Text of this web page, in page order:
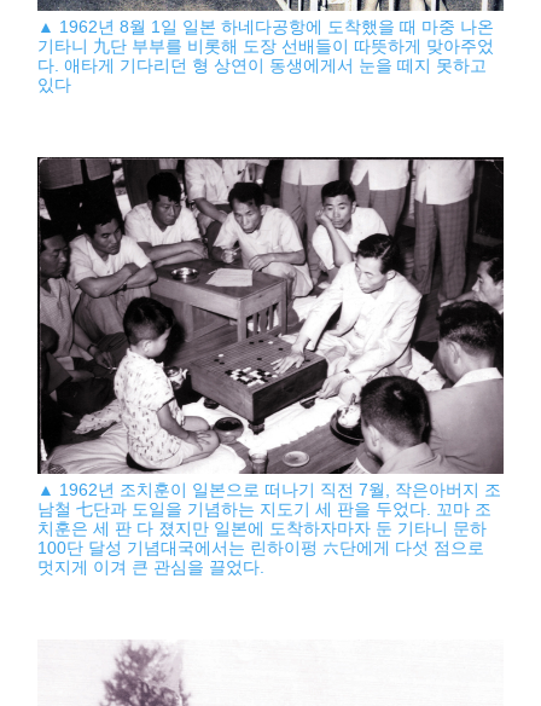
▲ 1962년 8월 1일 일본 하네다공항에 도착했을 때 마중 나온
기타니 九단 부부를 비롯해 도장 선배들이 따뜻하게 맞아주었
다. 애타게 기다리던 형 상연이 동생에게서 눈을 떼지 못하고
있다
▲ 1962년 조치훈이 일본으로 떠나기 직전 7월, 작은아버지 조
남철 七단과 도일을 기념하는 지도기 세 판을 두었다. 꼬마 조
치훈은 세 판 다 졌지만 일본에 도착하자마자 둔 기타니 문하
100단 달성 기념대국에서는 린하이펑 六단에게 다섯 점으로
멋지게 이겨 큰 관심을 끌었다.